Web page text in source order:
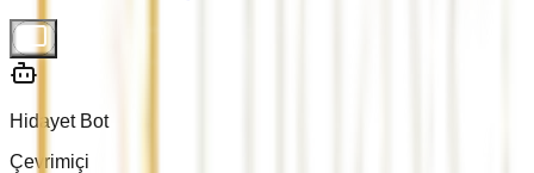
Hidayet Bot
Çevrimiçi